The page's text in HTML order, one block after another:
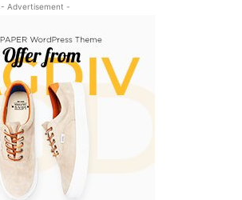
- Advertisement -